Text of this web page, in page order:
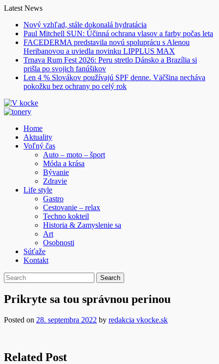
Skip
content
Latest News
Nový vzhľad, stále dokonalá hydratácia
Paul Mitchell SUN: Účinná ochrana vlasov a farby počas leta
FACEDERMA predstavila novú spoluprácu s Alenou
Heribanovou a uviedla novinku LIPPLUS MAX
Trnava Rum Fest 2026: Peru stretlo Dánsko a Brazília si
prišla po svojich fanúšikov
Len 4 % Slovákov používajú SPF denne. Väčšina necháva
pokožku bez ochrany po celý rok
Home
Aktuality
Voľný čas
Auto – moto – šport
Móda a krása
Bývanie
Zdravie
Life style
Gastro
Cestovanie – relax
Techno kokteil
Historia & Zamyslenie sa
Art
Osobnosti
Súťaže
Kontakt
Prikryte sa tou správnou perinou
Posted on 28. septembra 2022 by redakcia vkocke.sk
Related Post